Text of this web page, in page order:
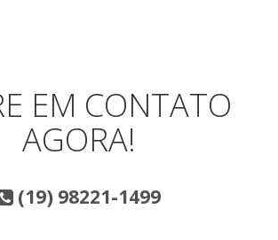
EM CONTATO
AGORA!
(19) 98221-1499